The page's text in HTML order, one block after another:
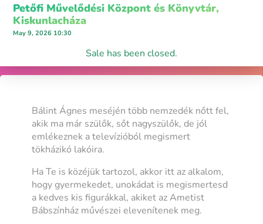
Petőfi Művelődési Központ és Könyvtár,
Kiskunlacháza
May 9, 2026 10:30
Sale has been closed.
Bálint Ágnes meséjén több nemzedék nőtt fel,
akik ma már szülők, sőt nagyszülők, de jól
emlékeznek a televízióból megismert
tökházikó lakóira.
Ha Te is közéjük tartozol, akkor itt az alkalom,
hogy gyermekedet, unokádat is megismertesd
a kedves kis figurákkal, akiket az Ametist
Bábszínház művészei elevenítenek meg.